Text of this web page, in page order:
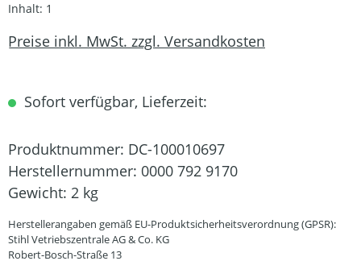
Inhalt: 1
Preise inkl. MwSt. zzgl. Versandkosten
Sofort verfügbar, Lieferzeit:
Produktnummer: DC-100010697
Herstellernummer: 0000 792 9170
Gewicht: 2 kg
Herstellerangaben gemäß EU-Produktsicherheitsverordnung (GPSR):
Stihl Vetriebszentrale AG & Co. KG
Robert-Bosch-Straße 13